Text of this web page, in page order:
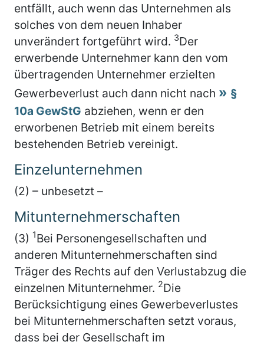
entfällt, auch wenn das Unternehmen als
solches von dem neuen Inhaber
unverändert fortgeführt wird. 3Der
erwerbende Unternehmer kann den vom
übertragenden Unternehmer erzielten
Gewerbeverlust auch dann nicht nach
§
10a GewStG abziehen, wenn er den
erworbenen Betrieb mit einem bereits
bestehenden Betrieb vereinigt.
Einzelunternehmen
(2) – unbesetzt –
Mitunternehmerschaften
(3) 1Bei Personengesellschaften und
anderen Mitunternehmerschaften sind
Träger des Rechts auf den Verlustabzug die
einzelnen Mitunternehmer. 2Die
Berücksichtigung eines Gewerbeverlustes
bei Mitunternehmerschaften setzt voraus,
dass bei der Gesellschaft im